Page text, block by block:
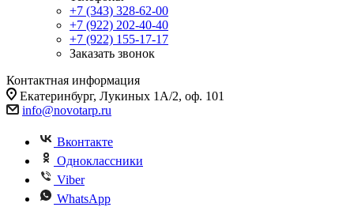
+7 (343) 328-62-00
+7 (922) 202-40-40
+7 (922) 155-17-17
Заказать звонок
Контактная информация
Екатеринбург, Лукиных 1А/2, оф. 101
info@novotarp.ru
Вконтакте
Одноклассники
Viber
WhatsApp